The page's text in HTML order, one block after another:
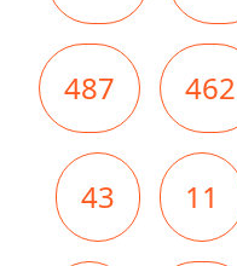
487 462
43 11